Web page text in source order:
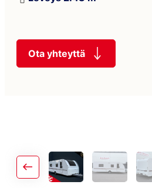
Ota yhteyttä